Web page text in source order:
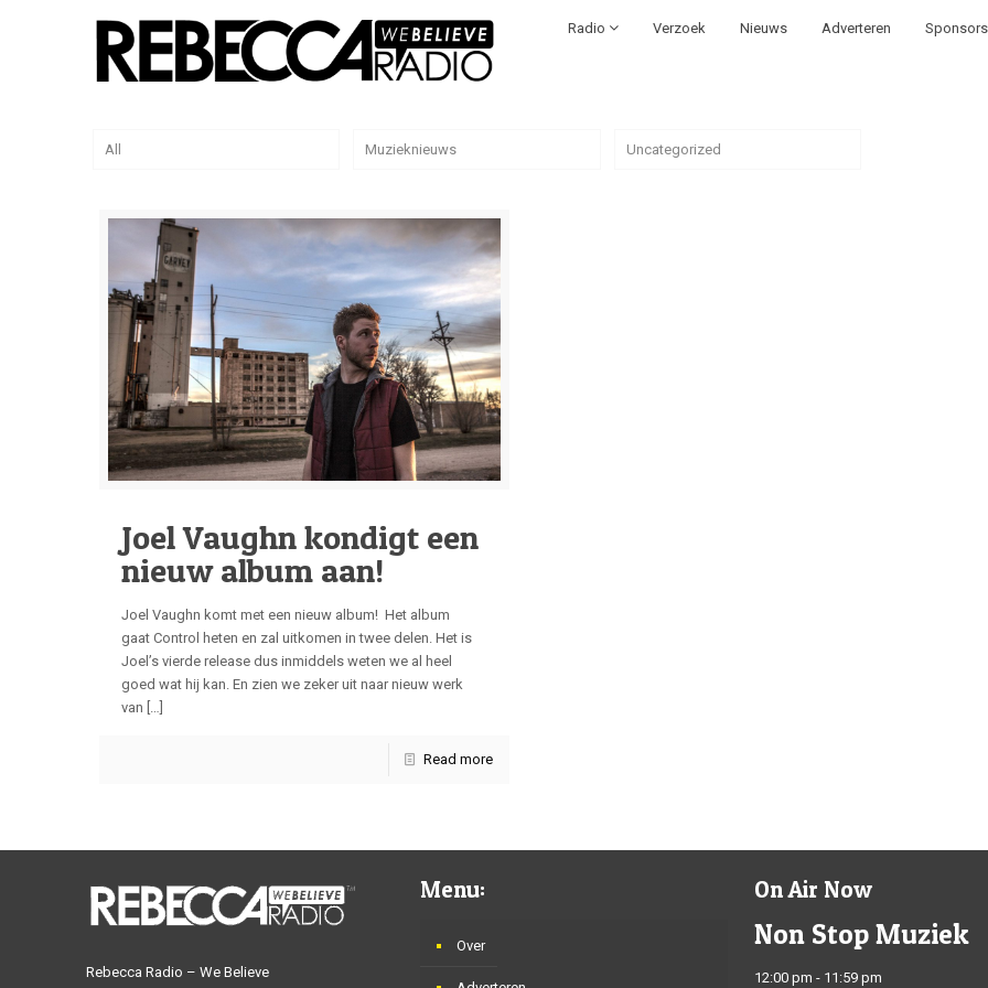
Radio Verzoek Nieuws Adverteren Sponsors
All Muzieknieuws Uncategorized
Joel Vaughn kondigt een
nieuw album aan!
Joel Vaughn komt met een nieuw album! Het album
gaat Control heten en zal uitkomen in twee delen. Het is
Joel’s vierde release dus inmiddels weten we al heel
goed wat hij kan. En zien we zeker uit naar nieuw werk
van […]
Read more
Rebecca Radio – We Believe
Menu:
Over
On Air Now
Non Stop Muziek
12:00 pm - 11:59 pm